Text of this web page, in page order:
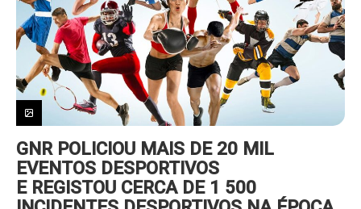
GNR POLICIOU MAIS DE 20 MIL
EVENTOS DESPORTIVOS
E REGISTOU CERCA DE 1 500